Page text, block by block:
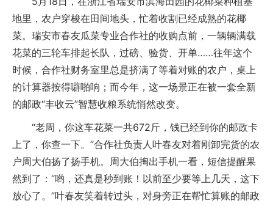
地里，农户穿梭在田间地头，忙着收割已经成熟的花椰
菜。瑞安市春友瓜菜专业合作社的收购点前，一辆辆满载
花菜的三轮车排起长队，过磅、验货、开单……往年这个
时候，合作社财务室里总是挤满了等着对账的农户，桌上
的计算器按得噼啪响；而今年，这一场景正在被一套全新
的邮政“丰收云”智慧收粮系统悄然改变。
“老周，你这车花菜一共672斤，钱已经到你的邮政卡
上了，你查一下。”合作社负责人叶春友对着刚卸完货的农
户周大伯扬了扬手机。周大伯掏出手机一看，短信提醒果
然到了：“哟，还真是秒到账！以前至少要等上几天，这下
放心了。”叶春友笑着转过头，对身旁正在帮忙算账的邮政